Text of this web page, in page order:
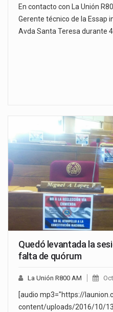
En contacto con La Unión
Gerente técnico de la Essap
Avda Santa Teresa durante 4
Quedó levantada la
falta de quórum
La Unión R800 AM
[audio mp3="https://
content/uploads/2016/10/